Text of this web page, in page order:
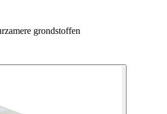
grondstoffen